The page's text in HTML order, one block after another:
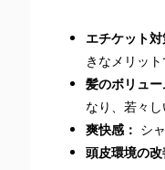
エチケット対
きなメリット
髪のボリュー
なり、若々し
爽快感： シ
頭皮環境の改